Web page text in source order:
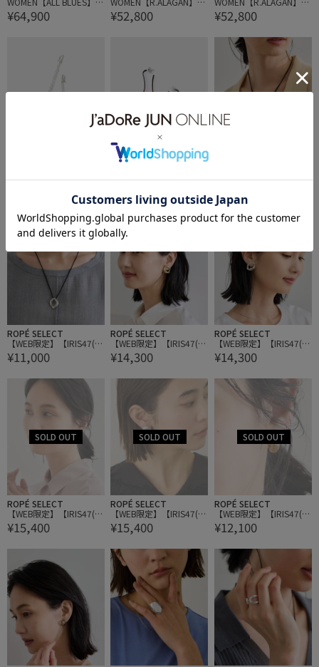
earl earrings medium po
lished silver
¥64,900
BY QUIETUDE EARRINGS
¥52,800
BY QUIETUDE EARRINGS
¥52,800
EPPING STONE EARRIN
GS MOONSTONE
¥63,800
50%OFF
BIOTOP
ORT DROP EARRINGS
¥39,600
リス)】rome necklace
¥11,000
ROPÉ SELECT
【WEB限定】【IRIS47(イ
リス)】rome necklace
¥11,000
ROPÉ SELECT
【WEB限定】【IRIS47(イ
リス)】rome earring
¥14,300
ROPÉ SELECT
【WEB限定】【IRIS47(イ
リス)】rome earring
¥14,300
ROPÉ SELECT
【WEB限定】【IRIS47(イ
リス)】blaze earring
¥15,400
ROPÉ SELECT
【WEB限定】【IRIS47(イ
リス)】blaze earring
¥15,400
ROPÉ SELECT
【WEB限定】【IRIS47(イ
リス)】gaia petite earrin
¥12,100